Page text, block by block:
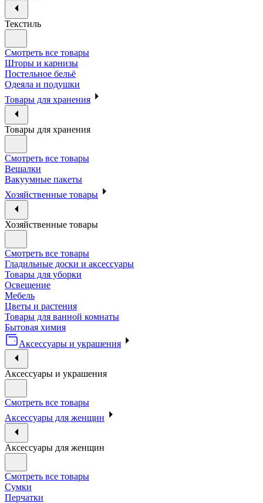
Текстиль
Смотреть все товары
Шторы и карнизы
Постельное бельё
Одеяла и подушки
Товары для хранения
Товары для хранения
Смотреть все товары
Вешалки
Вакуумные пакеты
Хозяйственные товары
Хозяйственные товары
Смотреть все товары
Гладильные доски и аксессуары
Товары для уборки
Освещение
Мебель
Цветы и растения
Товары для ванной комнаты
Бытовая химия
Аксессуары и украшения
Аксессуары и украшения
Смотреть все товары
Аксессуары для женщин
Аксессуары для женщин
Смотреть все товары
Сумки
Перчатки